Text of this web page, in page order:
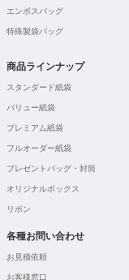
エンボスバッグ
特殊製袋バッグ
商品ラインナップ
スタンダード紙袋
バリュー紙袋
プレミアム紙袋
フルオーダー紙袋
プレゼントバッグ・封筒
オリジナルボックス
リボン
各種お問い合わせ
お見積依頼
お客様窓口